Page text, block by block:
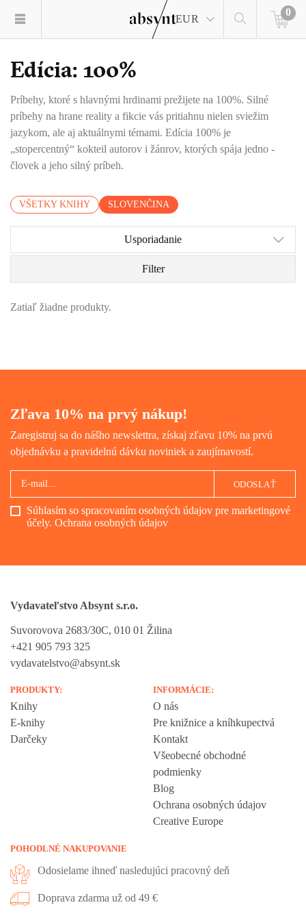
EUR
0
Edícia: 100%
Príbehy, ktoré s hlavnými hrdinami prežijete na 100%. Silné
príbehy na hrane reality a fikcie vás pritiahnu nielen sviežim
jazykom, ale aj aktuálnymi témami. Edícia 100% je
„stopercentný“ kokteil autorov i žánrov, ktorých spája jedno -
človek a jeho silný príbeh.
VŠETKY KNIHY SLOVENČINA
Usporiadanie
Filter
Zatiaľ žiadne produkty.
Zľava 10% na prvý nákup!
Zaregistruj sa do nášho newslettra, získaj zľavu 10% na prvú
objednávku a pravidelnú dávku noviniek a zaujímavostí.
Súhlasím so spracovaním osobných údajov pre marketingové
účely. Ochrana osobných údajov
ODOSLAŤ
Vydavateľstvo Absynt s.r.o.
Suvorovova 2683/30C, 010 01 Žilina
+421 905 793 325
vydavatelstvo@absynt.sk
PRODUKTY:
Knihy
E-knihy
Darčeky
INFORMÁCIE:
O nás
Pre knižnice a kníhkupectvá
Kontakt
Všeobecné obchodné
podmienky
Blog
Ochrana osobných údajov
Creative Europe
POHODLNÉ NAKUPOVANIE
Odosielame ihneď nasledujúci pracovný deň
Doprava zdarma už od 49 €